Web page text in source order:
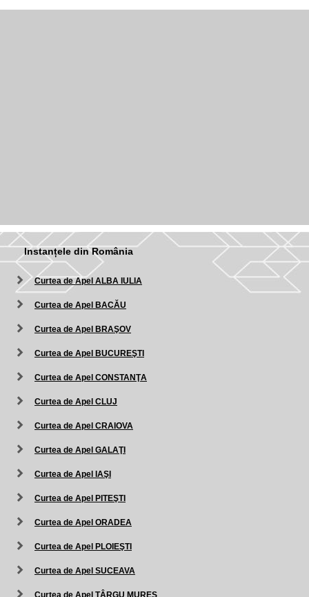
Instanțele din România
Curtea de Apel ALBA IULIA
Curtea de Apel BACĂU
Curtea de Apel BRAŞOV
Curtea de Apel BUCUREŞTI
Curtea de Apel CONSTANŢA
Curtea de Apel CLUJ
Curtea de Apel CRAIOVA
Curtea de Apel GALAŢI
Curtea de Apel IAŞI
Curtea de Apel PITEŞTI
Curtea de Apel ORADEA
Curtea de Apel PLOIEŞTI
Curtea de Apel SUCEAVA
Curtea de Apel TÂRGU MUREŞ